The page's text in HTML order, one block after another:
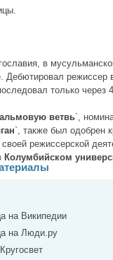
в
Дебютировал
только через
ветвь`,
`, также был одобрен
режиссерской
Колумбийском
на Википедии
на Люди.ру